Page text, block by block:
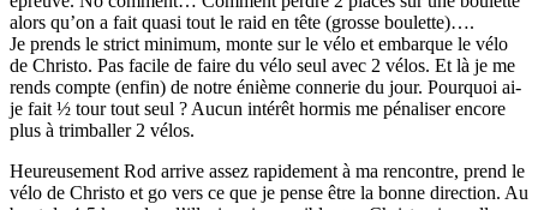
alors qu’on a fait quasi tout le raid en tête (grosse boulette)….
Je prends le strict minimum, monte sur le vélo et embarque le vélo
de Christo. Pas facile de faire du vélo seul avec 2 vélos. Et là je me
rends compte (enfin) de notre énième connerie du jour. Pourquoi ai-
je fait ½ tour tout seul ? Aucun intérêt hormis me pénaliser encore
plus à trimballer 2 vélos.
Heureusement Rod arrive assez rapidement à ma rencontre, prend le
vélo de Christo et go vers ce que je pense être la bonne direction. Au